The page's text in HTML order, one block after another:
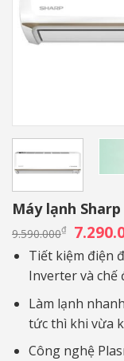
Máy lạnh
9.590.000₫ Giá
gốc
là:
Tiết kiệm điện
Inverter và chế
Làm lạnh
tức thì khi vừa
Công nghệ